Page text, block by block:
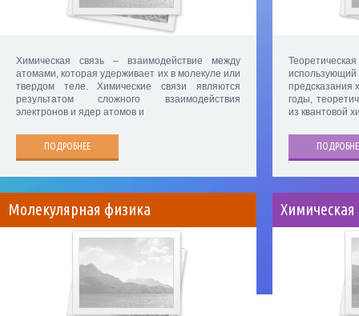
Химическая связь – взаимодействие между
атомами, которая удерживает их в молекуле или
твердом теле. Химические связи являются
результатом сложного взаимодействия
электронов и ядер атомов и
ПОДРОБНЕЕ
предсказания
годы,
из квантовой
Молекулярная физика